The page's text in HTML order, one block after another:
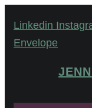
till
innehåll
Linkedin
Envelope